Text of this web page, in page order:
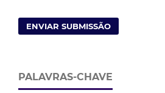
ENVIAR SUBMISSÃO
PALAVRAS-CHAVE